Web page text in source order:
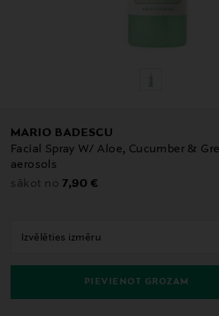
MARIO BADESCU
Facial Spray W/ Aloe, Cucumber &
aerosols
sākot no Original Price
7,90 €
PIEVIENOT GROZAM